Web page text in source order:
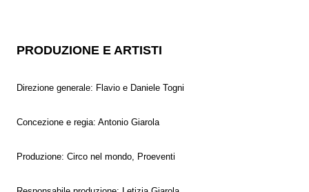
PRODUZIONE E ARTISTI
Direzione generale: Flavio e Daniele Togni
Concezione e regia: Antonio Giarola
Produzione: Circo nel mondo, Proeventi